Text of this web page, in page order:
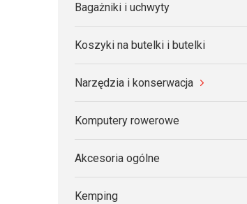
Bagażniki i uchwyty
Koszyki na butelki i butelki
Narzędzia i konserwacja
Komputery rowerowe
Akcesoria ogólne
Kemping